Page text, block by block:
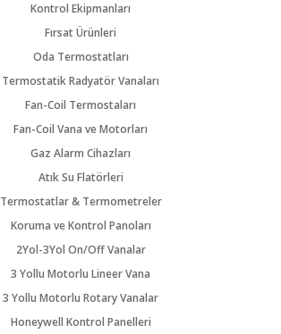
Kontrol Ekipmanları
Fırsat Ürünleri
Oda Termostatları
Termostatik Radyatör Vanaları
Fan-Coil Termostaları
Fan-Coil Vana ve Motorları
Gaz Alarm Cihazları
Atık Su Flatörleri
Termostatlar & Termometreler
Koruma ve Kontrol Panoları
2Yol-3Yol On/Off Vanalar
3 Yollu Motorlu Lineer Vana
3 Yollu Motorlu Rotary Vanalar
Honeywell Kontrol Panelleri